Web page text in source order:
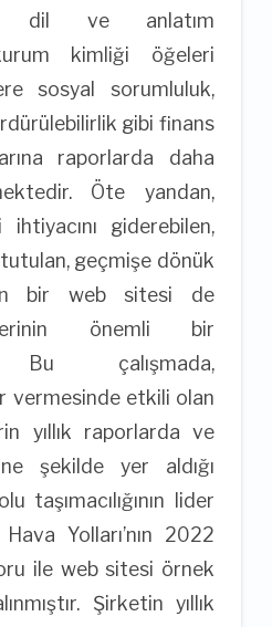
dil ve anlatım
kimliği öğeleri
sosyal sorumluluk,
gibi finans
raporlarda daha
Öte yandan,
ihtiyacını giderebilen,
geçmişe dönük
bir web sitesi de
önemli bir
Bu çalışmada,
vermesinde etkili olan
yıllık raporlarda ve
şekilde yer aldığı
taşımacılığının lider
Yolları’nın 2022
ile web sitesi örnek
Şirketin yıllık